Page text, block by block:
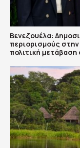
Βενεζουέλα:
περιορισμούς
πολιτική